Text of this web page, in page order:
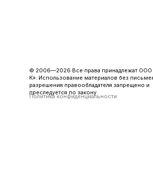
© 2006—2026 Все права принадлежат
К». Использование материалов без
разрешения правообладателя запрещено и
преследуется по закону.
Политика конфиденциальности